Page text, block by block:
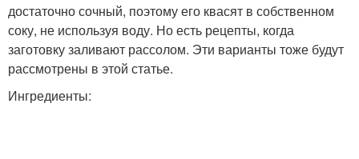
достаточно сочный, поэтому его квасят в собственном
соку, не используя воду. Но есть рецепты, когда
заготовку заливают рассолом. Эти варианты тоже будут
рассмотрены в этой статье.
Ингредиенты: